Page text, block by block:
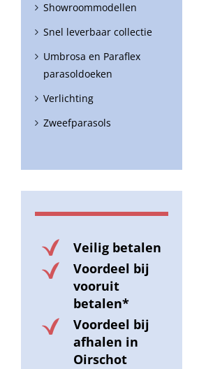
Showroommodellen
Snel leverbaar collectie
Umbrosa en Paraflex
parasoldoeken
Verlichting
Zweefparasols
Veilig betalen
Voordeel bij
vooruit
betalen*
Voordeel bij
afhalen in
Oirschot